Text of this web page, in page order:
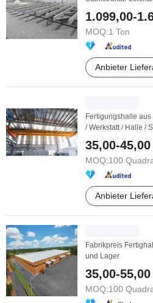
1.099,00-
MOQ:1 Ton
Anbieter
Fertigungshalle
/ Werkstatt / Halle /
35,00-
MOQ:100
Anbieter
Fabrikpreis
und Lager
35,00-
MOQ:100